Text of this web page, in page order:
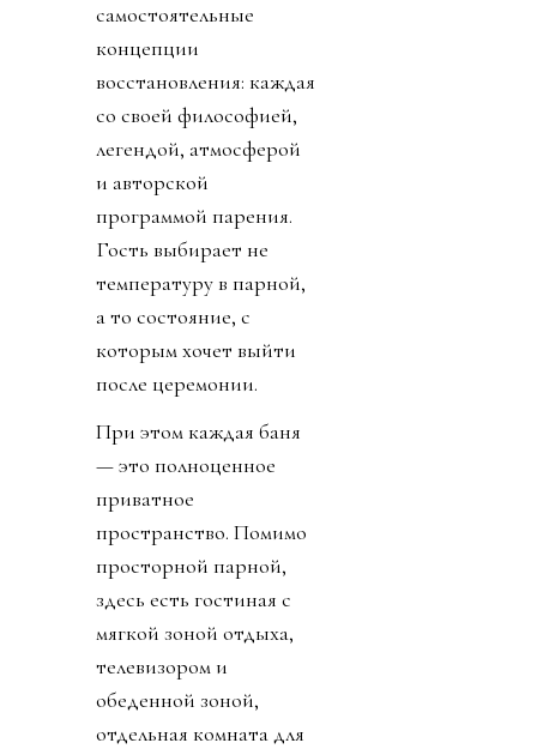
самостоятельные
концепции
восстановления: каждая
со своей философией,
легендой, атмосферой
и авторской
программой парения.
Гость выбирает не
температуру в парной,
а то состояние, с
которым хочет выйти
после церемонии.
При этом каждая баня
— это полноценное
приватное
пространство. Помимо
просторной парной,
здесь есть гостиная с
мягкой зоной отдыха,
телевизором и
обеденной зоной,
отдельная комната для